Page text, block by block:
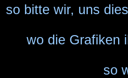
so bitte wir, uns
wo die Grafiken
so